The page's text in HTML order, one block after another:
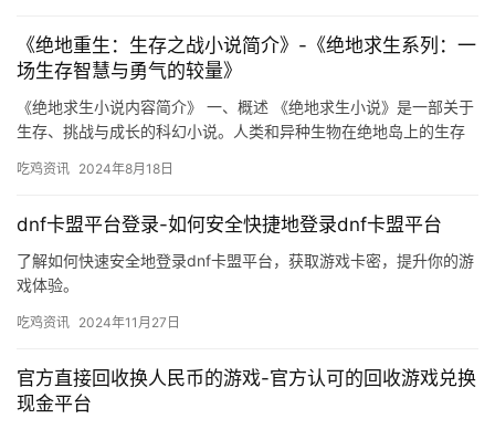
《绝地重生：生存之战小说简介》-《绝地求生系列：一
场生存智慧与勇气的较量》
《绝地求生小说内容简介》 一、概述 《绝地求生小说》是一部关于
生存、挑战与成长的科幻小说。人类和异种生物在绝地岛上的生存
吃鸡资讯 2024年8月18日
dnf卡盟平台登录-如何安全快捷地登录dnf卡盟平台
了解如何快速安全地登录dnf卡盟平台，获取游戏卡密，提升你的游
戏体验。
吃鸡资讯 2024年11月27日
官方直接回收换人民币的游戏-官方认可的回收游戏兑换
现金平台